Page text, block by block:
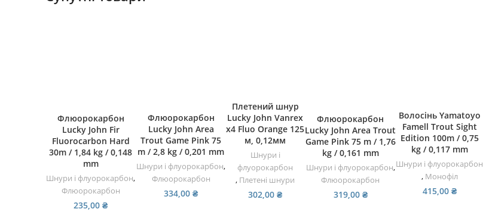
ДОДАТИ В КОШИК
Флюорокарбон
Lucky John Fir
Fluorocarbon Hard
30m / 1,84 kg / 0,148
mm
Шнури і флуорокарбон,
Флюорокарбон
235,00₴
ДОДАТИ В КОШИК
Флюорокарбон
Lucky John Area
Trout Game Pink 75
m / 2,8 kg / 0,201 mm
Шнури і флуорокарбон,
Флюорокарбон
334,00₴
ДОДАТИ В КОШИК
Плетений шнур
Lucky John Vanrex
х4 Fluo Orange 125
м, 0,12мм
Шнури і
флуорокарбон
, Плетені шнури
302,00₴
ДОДАТИ В КОШИК
Флюорокарбон
Lucky John Area Trout
Game Pink 75 m / 1,76
kg / 0,161 mm
Шнури і флуорокарбон,
Флюорокарбон
319,00 ₴
ДОДАТИ В КОШИК
Волосінь Yamatoyo
Famell Trout Sight
Edition 100m / 0,75
kg / 0,117 mm
Шнури і флуорокарбон
, Монофіл
415,00 ₴